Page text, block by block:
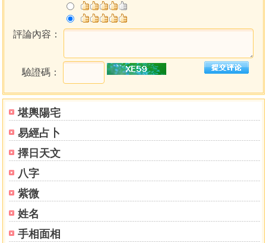
堪輿陽宅
易經占卜
擇日天文
八字
紫微
姓名
手相面相
評論內容：
驗證碼：